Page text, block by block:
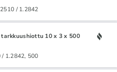
/ 1.2842
10 x 3 x 500
1.2842, 500